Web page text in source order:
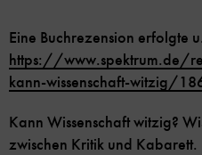
Eine Buchrezension erfolgte
https://www.spektrum.de/
kann-wissenschaft-witzig/
Kann Wissenschaft witzig?
zwischen Kritik und Kabarett.